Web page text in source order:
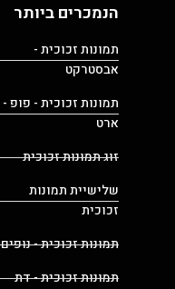
הנמכרים ביותר
תמונות זכוכית -
אבסטרקט
תמונות זכוכית - פופ -
ארט
זוג תמונות זכוכית
שלישיית תמונות
זכוכית
תמונות זכוכית - נופים
תמונות זכוכית - דת